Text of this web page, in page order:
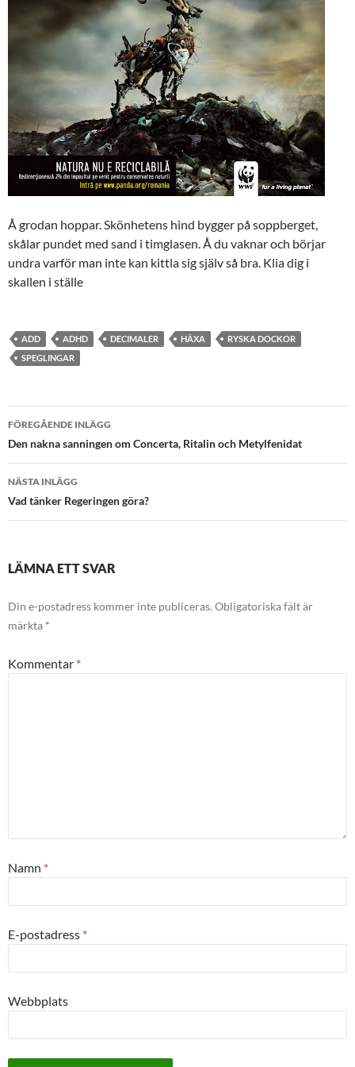
Å grodan hoppar. Skönhetens hind bygger på soppberget,
skålar pundet med sand i timglasen. Å du vaknar och börjar
undra varför man inte kan kittla sig själv så bra. Klia dig i
skallen i ställe
ADD ADHD DECIMALER HÄXA
RYSKA DOCKOR
SPEGLINGAR
Inläggsnavigering
FÖREGÅENDE INLÄGG
Den nakna sanningen om Concerta, Ritalin och Metylfenidat
NÄSTA INLÄGG
Vad tänker Regeringen göra?
LÄMNA ETT SVAR
Din e-postadress kommer inte publiceras. Obligatoriska fält är
märkta *
Kommentar *
Namn *
E-postadress *
Webbplats